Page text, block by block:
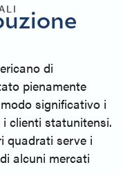
di
pienamente
significativo i
clienti statunitensi.
quadrati serve i
alcuni mercati